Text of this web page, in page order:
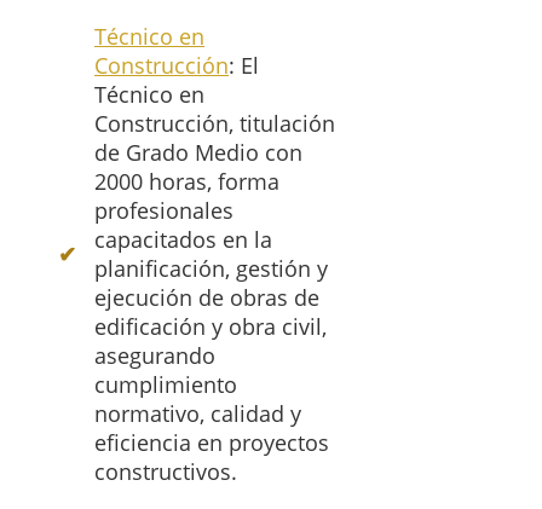
Técnico en
Construcción: El
Técnico en
Construcción, titulación
de Grado Medio con
2000 horas, forma
profesionales
capacitados en la
planificación, gestión y
ejecución de obras de
edificación y obra civil,
asegurando
cumplimiento
normativo, calidad y
eficiencia en proyectos
constructivos.